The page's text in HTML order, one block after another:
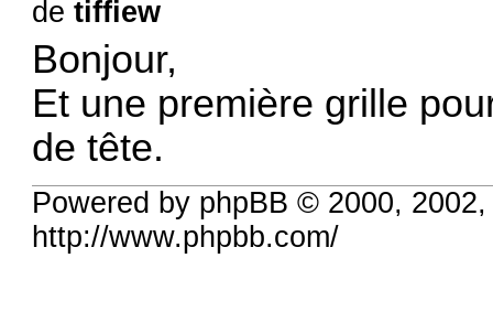
detiffiew
Bonjour,
Et une première grille
de tête.
Powered by phpBB © 2000,
http://www.phpbb.com/